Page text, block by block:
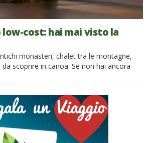
low-cost: hai mai visto la
monasteri, chalet tra le montagne,
scoprire in canoa. Se non hai ancora
fascino di questi luoghi poco conosciuti e
scoperta! 1. Cosa vedere in Serbia Nell’est
dei Balcani, si trova la Serbia, […]